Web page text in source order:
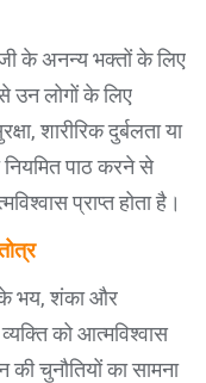
के अनन्य भक्तों के लिए
उन लोगों के लिए
शारीरिक दुर्बलता या
पाठ करने से
प्राप्त होता है।
के भय, शंका और
को आत्मविश्वास
चुनौतियों का सामना